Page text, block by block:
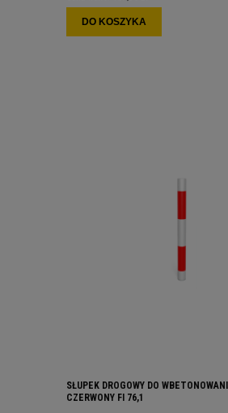
DO KOSZYKA
SŁUPEK DROGOWY DO
CZERWONY FI 76,1